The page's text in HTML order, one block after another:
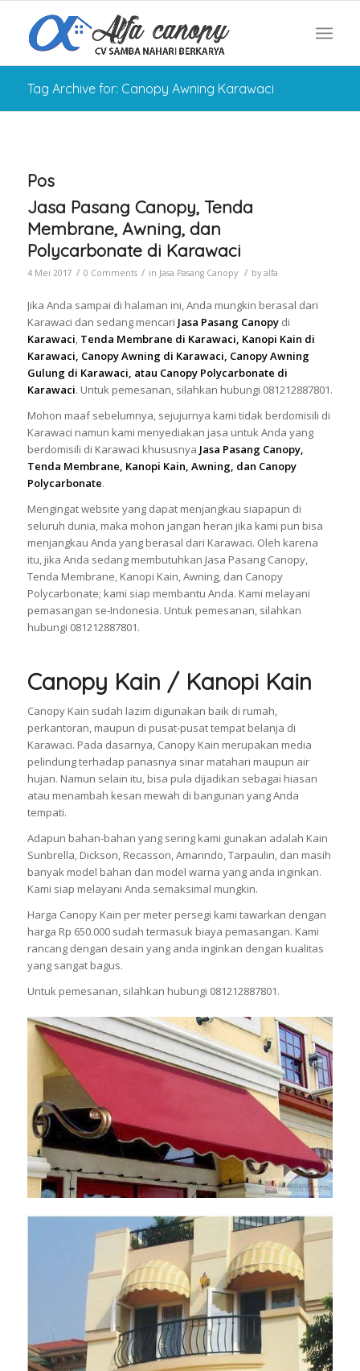
Tag Archive for: Canopy Awning Karawaci
Pos
Jasa Pasang Canopy, Tenda
Membrane, Awning, dan
Polycarbonate di Karawaci
4 Mei 2017 / 0 Comments / in Jasa Pasang Canopy / by alfa
Jika Anda sampai di halaman ini, Anda mungkin berasal dari
Karawaci dan sedang mencari Jasa Pasang Canopy di
Karawaci, Tenda Membrane di Karawaci, Kanopi Kain di
Karawaci, Canopy Awning di Karawaci, Canopy Awning
Gulung di Karawaci, atau Canopy Polycarbonate di
Karawaci. Untuk pemesanan, silahkan hubungi 081212887801.
Mohon maaf sebelumnya, sejujurnya kami tidak berdomisili di
Karawaci namun kami menyediakan jasa untuk Anda yang
berdomisili di Karawaci khususnya Jasa Pasang Canopy,
Tenda Membrane, Kanopi Kain, Awning, dan Canopy
Polycarbonate.
Mengingat website yang dapat menjangkau siapapun di
seluruh dunia, maka mohon jangan heran jika kami pun bisa
menjangkau Anda yang berasal dari Karawaci. Oleh karena
itu, jika Anda sedang membutuhkan Jasa Pasang Canopy,
Tenda Membrane, Kanopi Kain, Awning, dan Canopy
Polycarbonate; kami siap membantu Anda. Kami melayani
pemasangan se-Indonesia. Untuk pemesanan, silahkan
hubungi 081212887801.
Canopy Kain / Kanopi Kain
Canopy Kain sudah lazim digunakan baik di rumah,
perkantoran, maupun di pusat-pusat tempat belanja di
Karawaci. Pada dasarnya, Canopy Kain merupakan media
pelindung terhadap panasnya sinar matahari maupun air
hujan. Namun selain itu, bisa pula dijadikan sebagai hiasan
atau menambah kesan mewah di bangunan yang Anda
tempati.
Adapun bahan-bahan yang sering kami gunakan adalah Kain
Sunbrella, Dickson, Recasson, Amarindo, Tarpaulin, dan masih
banyak model bahan dan model warna yang anda inginkan.
Kami siap melayani Anda semaksimal mungkin.
Harga Canopy Kain per meter persegi kami tawarkan dengan
harga Rp 650.000 sudah termasuk biaya pemasangan. Kami
rancang dengan desain yang anda inginkan dengan kualitas
yang sangat bagus.
Untuk pemesanan, silahkan hubungi 081212887801.